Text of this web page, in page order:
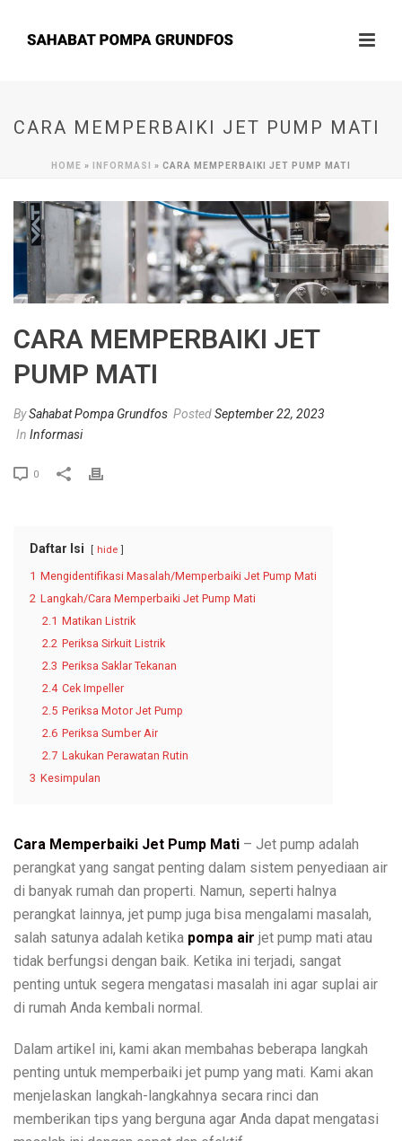
CARA MEMPERBAIKI JET PUMP MATI
HOME » INFORMASI » CARA MEMPERBAIKI JET PUMP MATI
CARA MEMPERBAIKI JET
PUMP MATI
BySahabat Pompa Grundfos PostedSeptember 22, 2023
In Informasi
0
Daftar Isi hide
1 Mengidentifikasi Masalah/Memperbaiki Jet Pump Mati
2 Langkah/Cara Memperbaiki Jet Pump Mati
2.1 Matikan Listrik
2.2 Periksa Sirkuit Listrik
2.3 Periksa Saklar Tekanan
2.4 Cek Impeller
2.5 Periksa Motor Jet Pump
2.6 Periksa Sumber Air
2.7 Lakukan Perawatan Rutin
3 Kesimpulan
Cara Memperbaiki Jet Pump Mati – Jet pump adalah
perangkat yang sangat penting dalam sistem penyediaan air
di banyak rumah dan properti. Namun, seperti halnya
perangkat lainnya, jet pump juga bisa mengalami masalah,
salah satunya adalah ketika pompa air jet pump mati atau
tidak berfungsi dengan baik. Ketika ini terjadi, sangat
penting untuk segera mengatasi masalah ini agar suplai air
di rumah Anda kembali normal.
Dalam artikel ini, kami akan membahas beberapa langkah
penting untuk memperbaiki jet pump yang mati. Kami akan
menjelaskan langkah-langkahnya secara rinci dan
memberikan tips yang berguna agar Anda dapat mengatasi